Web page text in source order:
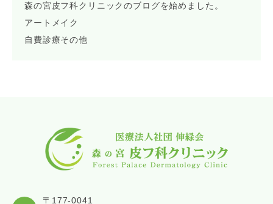
森の宮皮フ科クリニックのブログを始めました。
アートメイク
自費診療その他
〒177-0041